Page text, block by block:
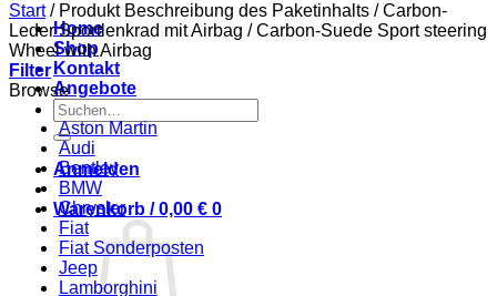
Home
Shop
Kontakt
Angebote
Suchen
nach:
Anmelden
Warenkorb /0,00 € 0
Start /Produkt Beschreibung des Paketinhalts /Carbon-
Leder Sportlenkrad mit Airbag / Carbon-Suede Sport steering
Wheel with Airbag
Filter
Browse
Aston Martin
Audi
Bentley
BMW
Chrysler
Fiat
Fiat Sonderposten
Jeep
Lamborghini